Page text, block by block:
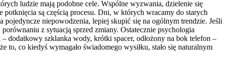
ludzie mają podobne cele. Wspólne wyzwania, dzielenie się
potknięcia są częścią procesu. Dni, w których wracamy do starych
pojedyncze niepowodzenia, lepiej skupić się na ogólnym trendzie. Jeśli
z sytuacją sprzed zmiany. Ostatecznie psychologia
dodatkowy szklanka wody, krótki spacer, odłożony na bok telefon –
co kiedyś wymagało świadomego wysiłku, stało się naturalnym